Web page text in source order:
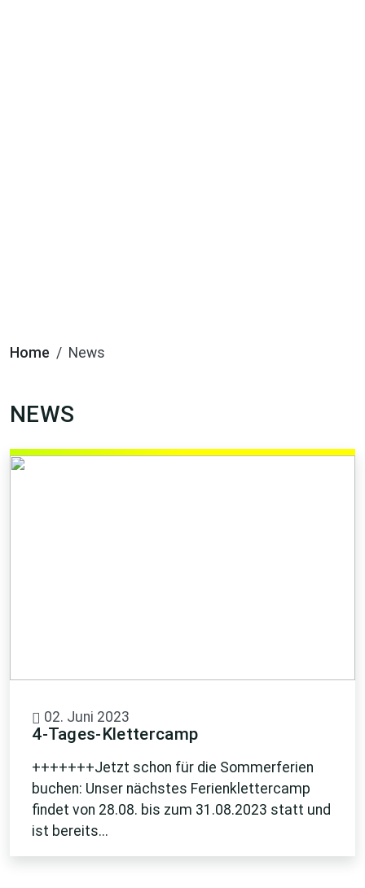
Home News
NEWS
02. Juni 2023
4-Tages-Klettercamp
+++++++Jetzt schon für die Sommerferien
buchen: Unser nächstes Ferienklettercamp
findet von 28.08. bis zum 31.08.2023 statt und
ist bereits...